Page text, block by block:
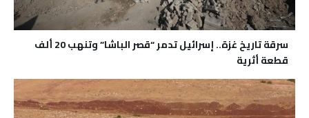
سرقة تاريخ غزة.. إسرائيل تدمر “قصر الباشا” وتنهب 20 ألف
قطعة أثرية